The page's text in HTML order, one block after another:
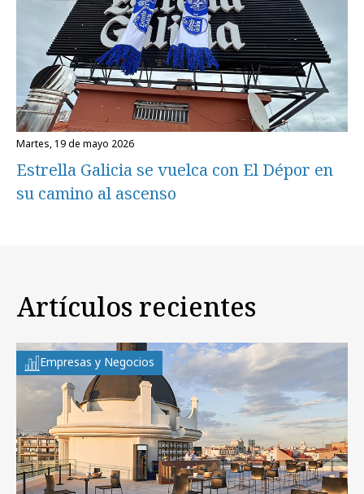
martes, 19 de mayo 2026
Estrella Galicia se vuelca con El Dépor en
su camino al ascenso
Artículos recientes
Empresas y Negocios